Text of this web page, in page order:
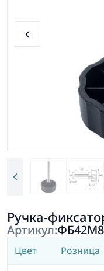
Ручка-
Артикул:
Цвет Розница